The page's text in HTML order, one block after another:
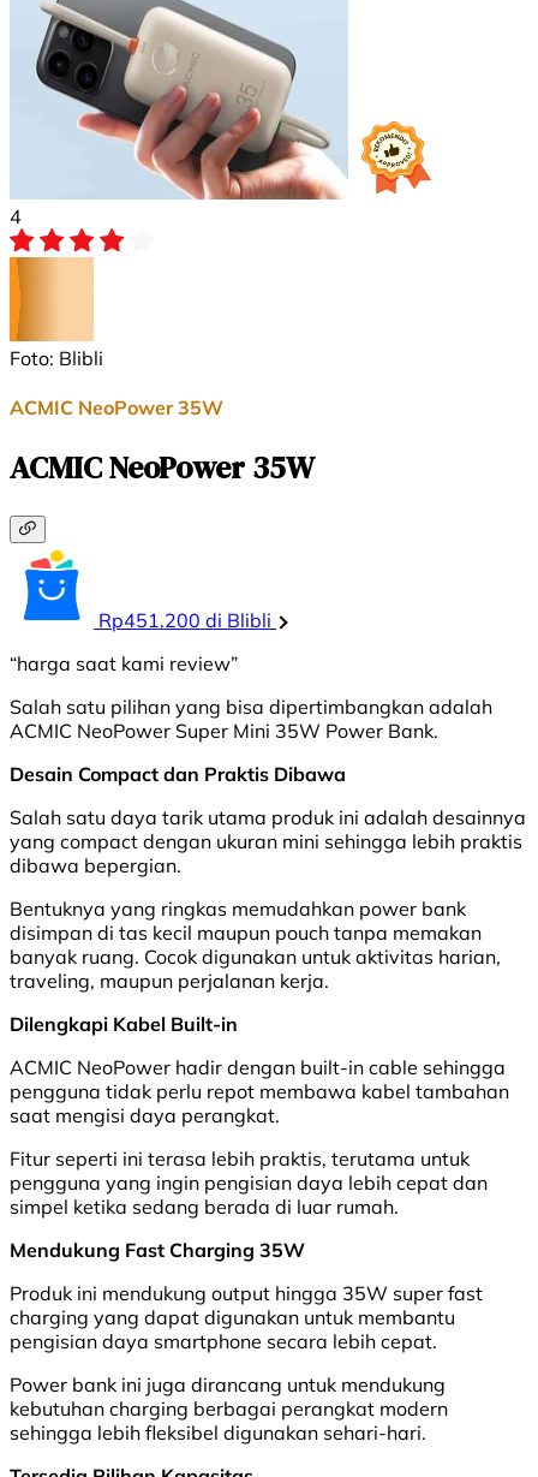
4
Foto: Blibli
ACMIC NeoPower 35W
ACMIC NeoPower 35W
Rp451.200 di Blibli
“harga saat kami review”
Salah satu pilihan yang bisa dipertimbangkan adalah
ACMIC NeoPower Super Mini 35W Power Bank.
Desain Compact dan Praktis Dibawa
Salah satu daya tarik utama produk ini adalah desainnya
yang compact dengan ukuran mini sehingga lebih praktis
dibawa bepergian.
Bentuknya yang ringkas memudahkan power bank
disimpan di tas kecil maupun pouch tanpa memakan
banyak ruang. Cocok digunakan untuk aktivitas harian,
traveling, maupun perjalanan kerja.
Dilengkapi Kabel Built-in
ACMIC NeoPower hadir dengan built-in cable sehingga
pengguna tidak perlu repot membawa kabel tambahan
saat mengisi daya perangkat.
Fitur seperti ini terasa lebih praktis, terutama untuk
pengguna yang ingin pengisian daya lebih cepat dan
simpel ketika sedang berada di luar rumah.
Mendukung Fast Charging 35W
Produk ini mendukung output hingga 35W super fast
charging yang dapat digunakan untuk membantu
pengisian daya smartphone secara lebih cepat.
Power bank ini juga dirancang untuk mendukung
kebutuhan charging berbagai perangkat modern
sehingga lebih fleksibel digunakan sehari-hari.